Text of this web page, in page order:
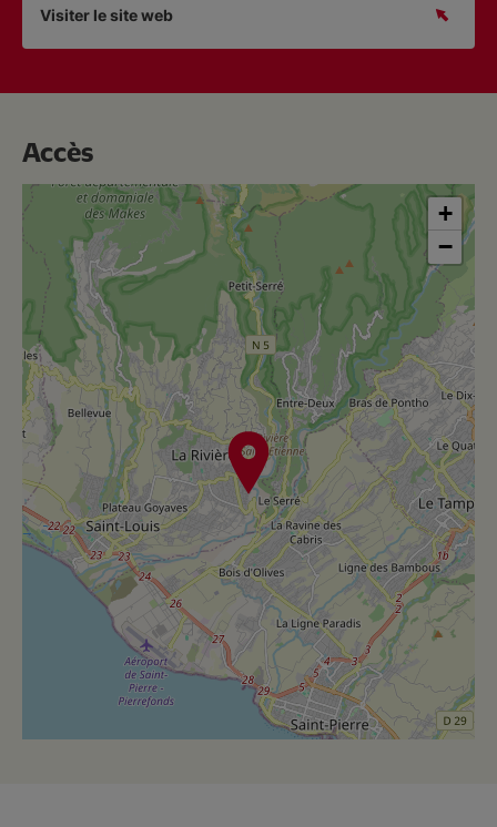
Visiter le site web
Accès
+
−